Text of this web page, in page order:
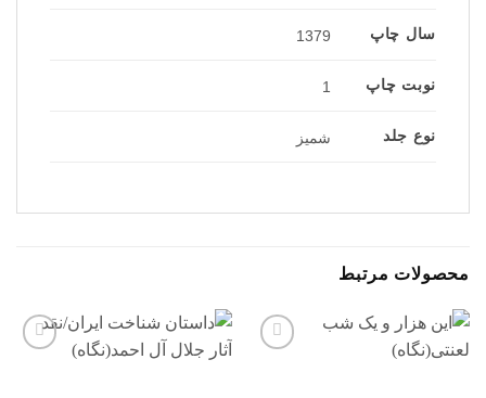
سال چاپ 1379
نوبت چاپ 1
نوع جلد شمیز
محصولات مرتبط